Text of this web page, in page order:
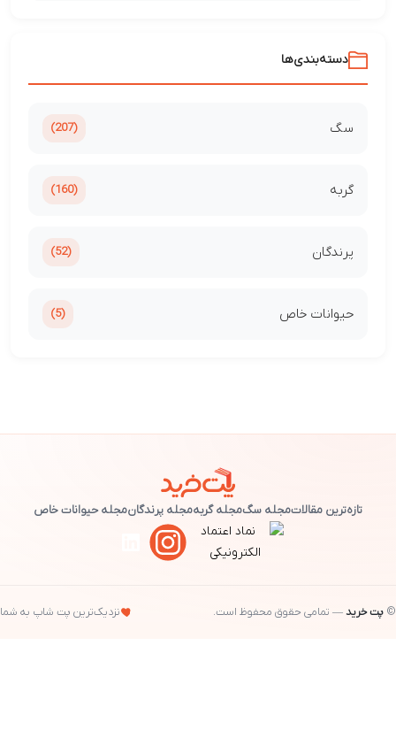
دسته‌بندی‌ها
سگ (207)
گربه (160)
پرندگان (52)
حیوانات خاص (5)
تازه‌ترین مقالاتمجله سگمجله گربهمجله پرندگانمجله حیوانات خاص
پت خرید— تمامی حقوق محفوظ است. نزدیک‌ترین پت شاپ به شما